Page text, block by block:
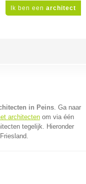
Ik ben een architect
in Peins. Ga naar
architecten om via één
tegelijk. Hieronder